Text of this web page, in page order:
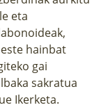
eta
hainbat
gai
sakratua
Ikerketa.